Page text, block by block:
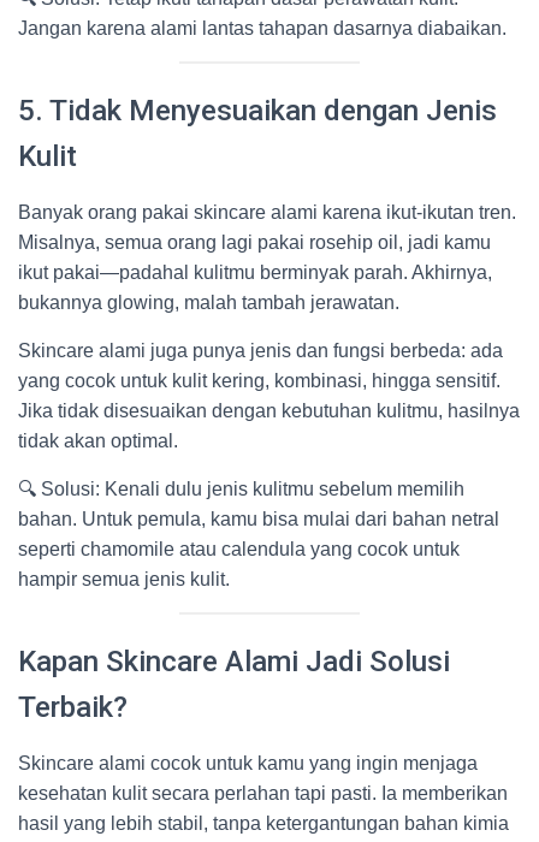
Jangan karena alami lantas tahapan dasarnya diabaikan.
5. Tidak Menyesuaikan dengan Jenis
Kulit
Banyak orang pakai skincare alami karena ikut-ikutan tren.
Misalnya, semua orang lagi pakai rosehip oil, jadi kamu
ikut pakai—padahal kulitmu berminyak parah. Akhirnya,
bukannya glowing, malah tambah jerawatan.
Skincare alami juga punya jenis dan fungsi berbeda: ada
yang cocok untuk kulit kering, kombinasi, hingga sensitif.
Jika tidak disesuaikan dengan kebutuhan kulitmu, hasilnya
tidak akan optimal.
🔍 Solusi: Kenali dulu jenis kulitmu sebelum memilih
bahan. Untuk pemula, kamu bisa mulai dari bahan netral
seperti chamomile atau calendula yang cocok untuk
hampir semua jenis kulit.
Kapan Skincare Alami Jadi Solusi
Terbaik?
Skincare alami cocok untuk kamu yang ingin menjaga
kesehatan kulit secara perlahan tapi pasti. Ia memberikan
hasil yang lebih stabil, tanpa ketergantungan bahan kimia